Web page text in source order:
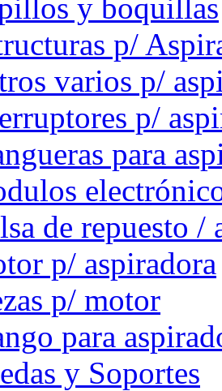
y boquillas
p/
varios p/
p/
para
de repuesto /
p/ aspiradora
p/ motor
para
y Soportes